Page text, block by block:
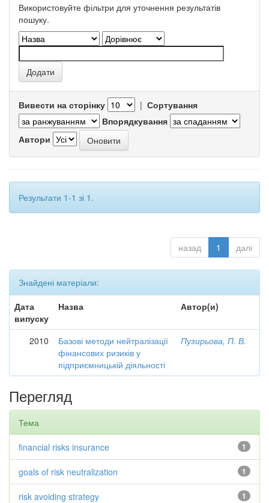
Використовуйте фільтри для уточнення результатів
пошуку.
Вивести на сторінку | Сортування
Впорядкування
Автори
Результати 1-1 зі 1.
назад 1 далі
Знайдені матеріали:
Дата
випуску
Назва Автор(и)
2010
Базові методи нейтралізації
фінансових ризиків у
підприємницькій діяльності
Пузирьова, П. В.
Перегляд
Тема
1
financial risks insurance
1
goals of risk neutralization
1
risk avoiding strategy